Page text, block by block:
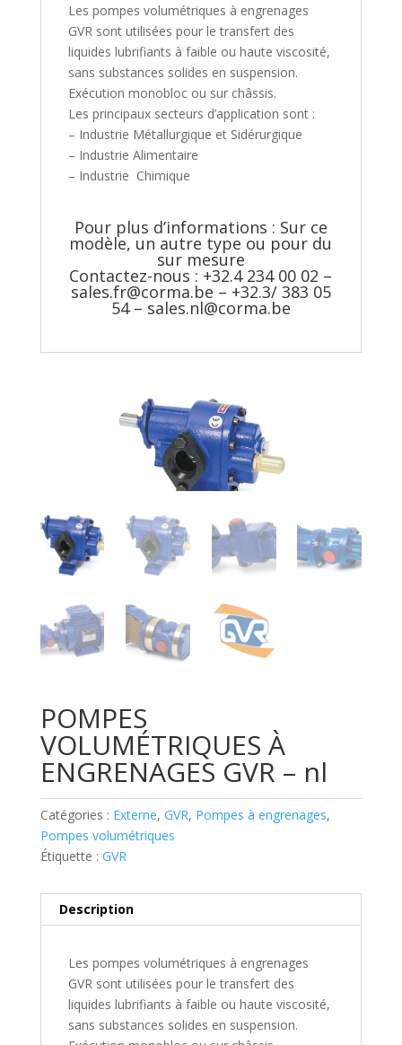
Les pompes volumétriques à engrenages
GVR sont utilisées pour le transfert des
liquides lubrifiants à faible ou haute viscosité,
sans substances solides en suspension.
Exécution monobloc ou sur châssis.
Les principaux secteurs d’application sont :
– Industrie Métallurgique et Sidérurgique
– Industrie Alimentaire
– Industrie Chimique
Pour plus d’informations : Sur ce
modèle, un autre type ou pour du
sur mesure
Contactez-nous : +32.4 234 00 02 –
sales.fr@corma.be – +32.3/ 383 05
54 – sales.nl@corma.be
POMPES
VOLUMÉTRIQUES À
ENGRENAGES GVR – nl
Catégories : Externe, GVR, Pompes à engrenages,
Pompes volumétriques
Étiquette : GVR
Description
Les pompes volumétriques à engrenages
GVR sont utilisées pour le transfert des
liquides lubrifiants à faible ou haute viscosité,
sans substances solides en suspension.